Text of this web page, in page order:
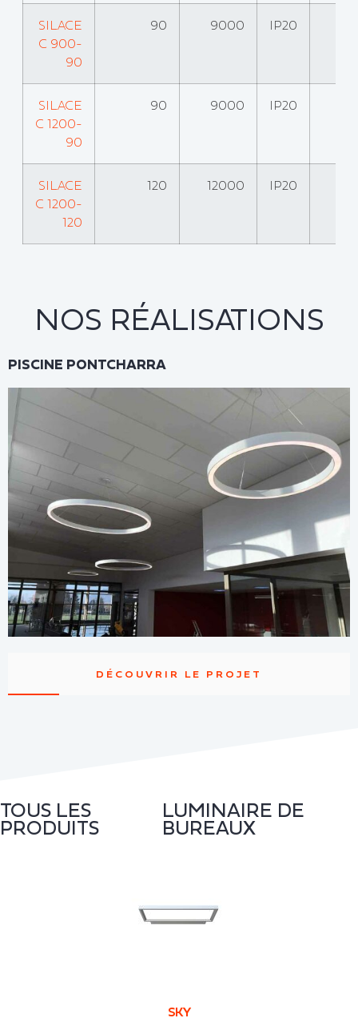
SILACE
C 900-
90
90 9000 IP20
SILACE
C 1200-
90
90 9000 IP20
SILACE
C 1200-
120
120 12000 IP20
NOS RÉALISATIONS
PISCINE PONTCHARRA
DÉCOUVRIR LE PROJET
TOUS LES
PRODUITS
LUMINAIRE DE
BUREAUX
SKY